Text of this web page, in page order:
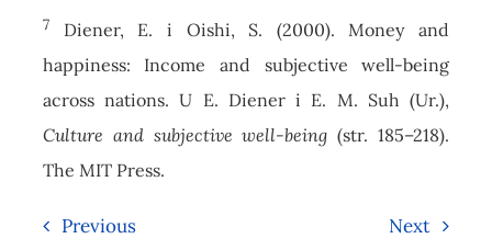
7Diener, E. i Oishi, S. (2000). Money and
happiness: Income and subjective well-being
across nations. U E. Diener i E. M. Suh (Ur.),
Culture and subjective well-being (str. 185–218).
The MIT Press.
Previous Next